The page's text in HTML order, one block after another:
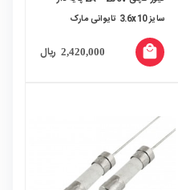
سایز 3.6x10 تایوانی مارک
CONQUER بسته 100 تایی
2,420,000 ریال local_mall